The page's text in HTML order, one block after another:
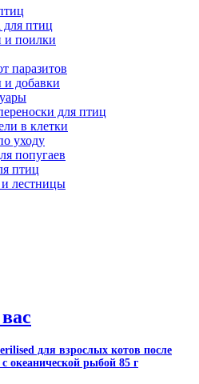
для птиц
поилки
паразитов
добавки
для птиц
в клетки
уходу
попугаев
птиц
лестницы
для взрослых котов после
океанической рыбой 85 г